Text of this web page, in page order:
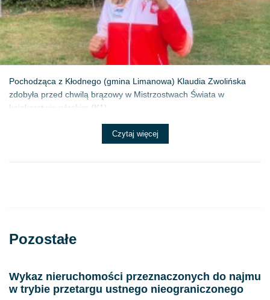
Pochodząca z Kłodnego (gmina Limanowa) Klaudia Zwolińska
zdobyła przed chwilą brązowy w Mistrzostwach Świata w
kajakarstwie górskim (K1) ...
Czytaj więcej
Pozostałe
Wykaz nieruchomości przeznaczonych do najmu
w trybie przetargu ustnego nieograniczonego